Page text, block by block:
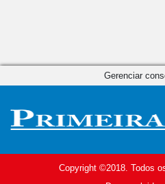
Copyright ©2018. Todos
Gerenciar